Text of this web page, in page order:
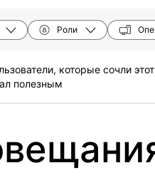
Роли
которые сочли этот
полезным